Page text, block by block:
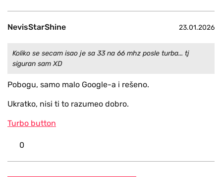
NevisStarShine 23.01.2026
Koliko se secam isao je sa 33 na 66 mhz posle turba... tj
siguran sam XD
Pobogu, samo malo Google-a i rešeno.
Ukratko, nisi ti to razumeo dobro.
Turbo button
0